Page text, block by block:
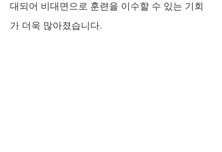
대되어 비대면으로 훈련을 이수할 수 있는 기회
가 더욱 많아졌습니다.